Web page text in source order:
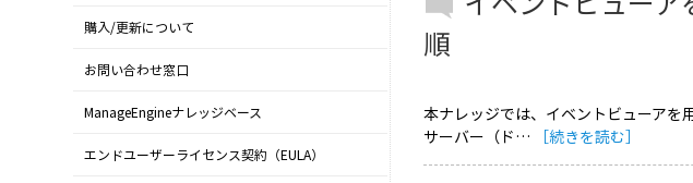
購入/更新について
お問い合わせ窓口
ManageEngineナレッジベース
エンドユーザーライセンス契約（EULA）
順
本ナレッジでは、イベントビューアを
サーバー（ド…
［続きを読む］